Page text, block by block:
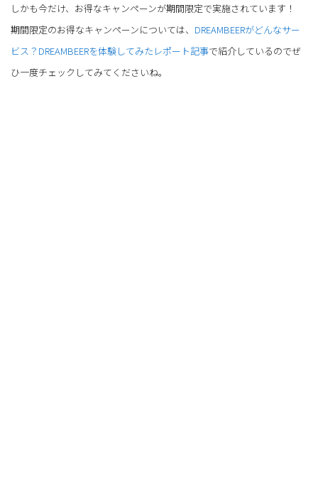
しかも今だけ、お得なキャンペーンが期間限定で実施されています！
期間限定のお得なキャンペーンについては、 DREAMBEERがどんなサー
ビス？DREAMBEERを体験してみたレポート記事で紹介しているのでぜ
ひ一度チェックしてみてくださいね。